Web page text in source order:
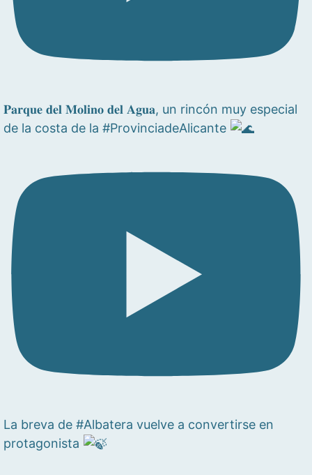
𝐏𝐚𝐫𝐪𝐮𝐞 𝐝𝐞𝐥 𝐌𝐨𝐥𝐢𝐧𝐨 𝐝𝐞𝐥 𝐀𝐠𝐮𝐚, un rincón muy especial
de la costa de la #ProvinciadeAlicante
La breva de #Albatera vuelve a convertirse en
protagonista